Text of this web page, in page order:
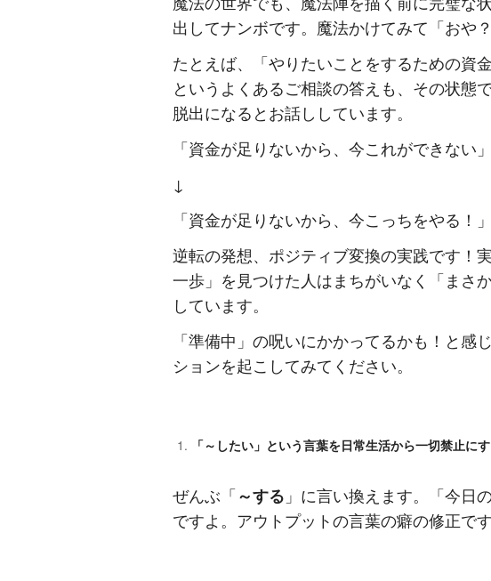
出してナンボです。魔法かけてみて「おや
たとえば、「やりたいことをするための資
というよくあるご相談の答えも、その状態
脱出になるとお話ししています。
「資金が足りないから、今これができない」
↓
「資金が足りないから、今こっちをやる！」
逆転の発想、ポジティブ変換の実践です！
一歩」を見つけた人はまちがいなく「まさ
しています。
「準備中」の呪いにかかってるかも！と感
ションを起こしてみてください。
「～したい」という言葉を日常生活から一切禁止に
ぜんぶ「～する 」に言い換えます。「今日
ですよ。アウトプットの言葉の癖の修正です